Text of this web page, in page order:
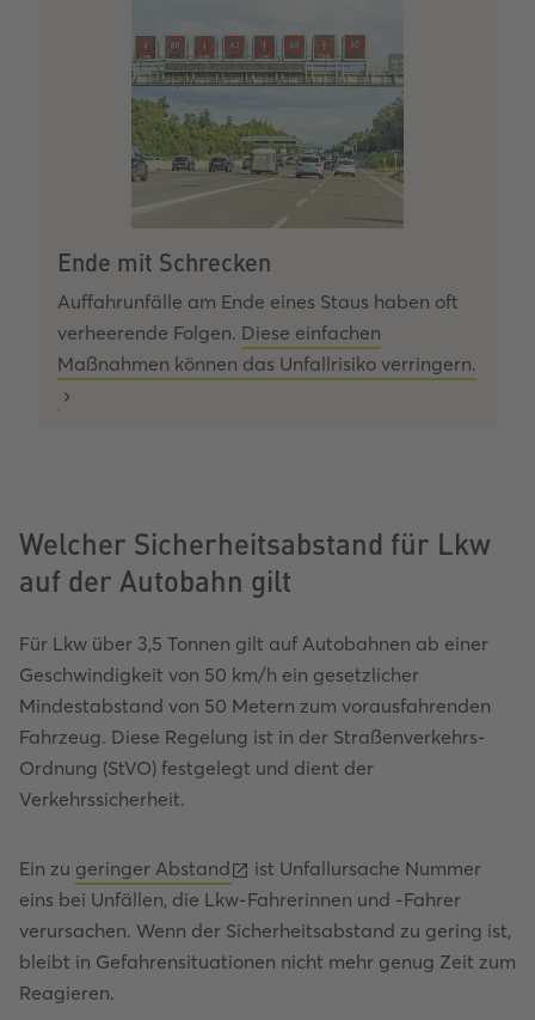
Ende mit Schrecken
Auffahrunfälle am Ende eines Staus haben oft
verheerende Folgen. Diese einfachen
Maßnahmen können das Unfallrisiko verringern.
Welcher Sicherheitsabstand für Lkw
auf der Autobahn gilt
Für Lkw über 3,5 Tonnen gilt auf Autobahnen ab einer
Geschwindigkeit von 50 km/h ein gesetzlicher
Mindestabstand von 50 Metern zum vorausfahrenden
Fahrzeug. Diese Regelung ist in der Straßenverkehrs-
Ordnung (StVO) festgelegt und dient der
Verkehrssicherheit.
Ein zu geringer Abstand
ist Unfallursache Nummer
eins bei Unfällen, die Lkw-Fahrerinnen und -Fahrer
verursachen. Wenn der Sicherheitsabstand zu gering ist,
bleibt in Gefahrensituationen nicht mehr genug Zeit zum
Reagieren.